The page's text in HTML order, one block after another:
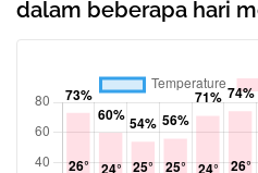
dalam beberapa hari